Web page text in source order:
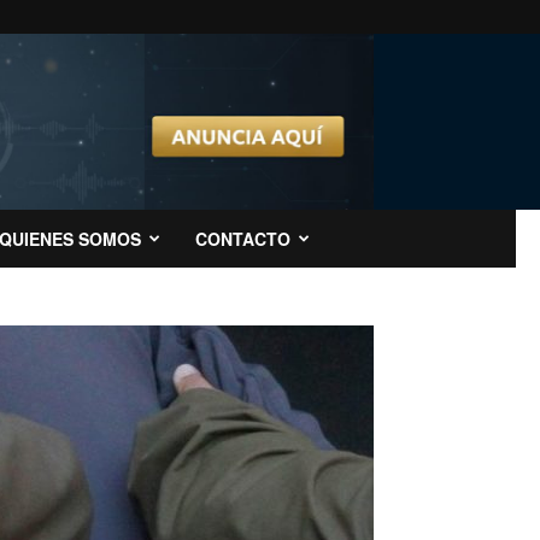
QUIENES SOMOS CONTACTO